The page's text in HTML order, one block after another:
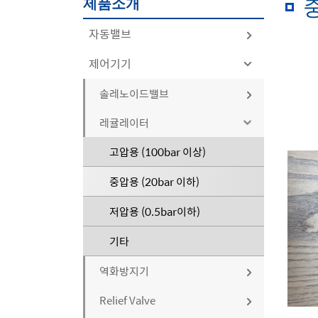
자동밸브
공기압자동밸브
볼밸브
버터플라이밸브
글로브밸브
게이트밸브
기타
전동자동밸브
볼밸브
버터플라이밸브
글로브밸브
게이트밸브
기타
구동기
공기압 구동기
전동 구동기
기타
밸브
볼밸브
버터플라이밸브
글로브밸브
게이트밸브
체크밸브
자동밸브악세사리
솔레노이드밸브
리미트스위치
에어셋
포지셔너
제어기기
솔레노이드밸브
물에어용
스팀용
고압용
내화학용
기타
레귤레이터
고압용 (100bar 이상)
중압용 (20bar 이하)
저압용 (0.5bar이하)
기타
역화방지기
배관형
Relief Valve